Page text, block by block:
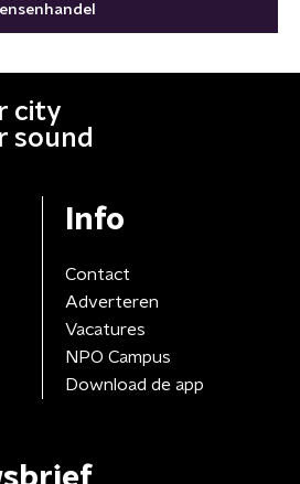
city
sound
Info
Contact
Adverteren
Vacatures
NPO Campus
Download de app